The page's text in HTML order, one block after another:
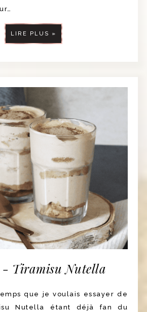
LIRE PLUS »
- Tiramisu Nutella
que je voulais essayer de
Nutella étant déjà fan du